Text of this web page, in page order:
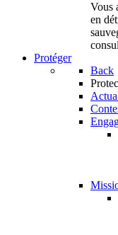
Vous
en
Protéger
Back